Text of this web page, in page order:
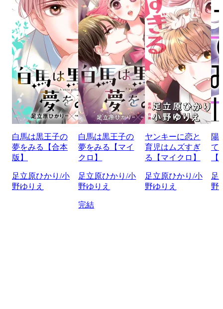
白馬は黒王子の
夢をみる【合本
版】
足立原ひかり/小
野ゆりえ
白馬は黒王子の
夢をみる【マイ
クロ】
足立原ひかり/小
野ゆりえ
完結
ヤンキーに恋と
育児はムズすぎ
る【マイクロ】
足立原ひかり/小
野ゆりえ
陽
て
足
野